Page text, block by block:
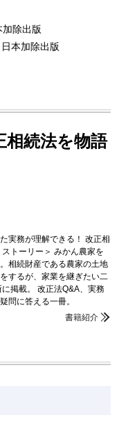
除出版
本加除出版
相続法を物語
実務が理解できる！ 改正相
トーリー＞ みかん農家を
相続財産である農家の土地
するが、家業を継ぎたい二
掲載。 改正法Q&A、実務
問に答える一冊。
書籍紹介